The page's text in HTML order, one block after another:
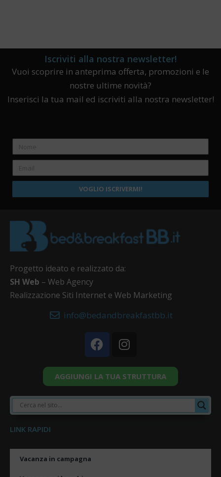
Iscriviti alla nostra newsletter!
Vuoi scoprire in anteprima offerta, promozioni e le
nostre ultime novità?
Inserisci la tua mail ed iscriviti alla nostra newsletter!
VOGLIO ISCRIVERMI!
Progetto ideato e realizzato da:
SH Web – Web Agency
Realizzazione Siti Internet e Web Marketing
info@bedandbreakfastbb.it
AGGIUNGI LA TUA STRUTTURA
LINK RAPIDI
Vacanza in campagna